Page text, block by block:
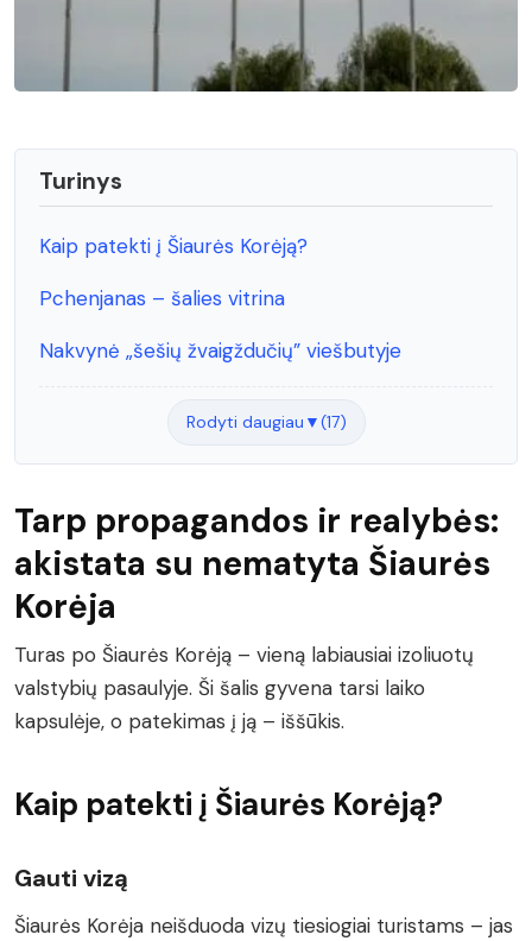
Turinys
Kaip patekti į Šiaurės Korėją?
Pchenjanas – šalies vitrina
Nakvynė „šešių žvaigždučių” viešbutyje
Rodyti daugiau ▼(17)
Tarp propagandos ir realybės:
akistata su nematyta Šiaurės
Korėja
Turas po Šiaurės Korėją – vieną labiausiai izoliuotų
valstybių pasaulyje. Ši šalis gyvena tarsi laiko
kapsulėje, o patekimas į ją – iššūkis.
Kaip patekti į Šiaurės Korėją?
Gauti vizą
Šiaurės Korėja neišduoda vizų tiesiogiai turistams – jas